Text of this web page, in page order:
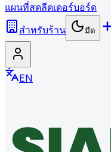
แผนที่สดลีดเดอร์บอร์ด
สำหรับร้าน
มืด
EN